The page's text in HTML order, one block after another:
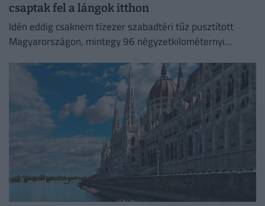
csaptak fel a lángok itthon
Idén eddig csaknem tízezer szabadtéri tűz pusztított
Magyarországon, mintegy 96 négyzetkilométernyi